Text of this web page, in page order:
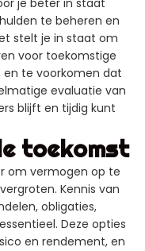
te beheren en
stelt je in staat om
voor toekomstige
en te voorkomen dat
evaluatie van
blijft en tijdig kunt
toekomst
om vermogen op te
Kennis van
obligaties,
Deze opties
en rendement, en